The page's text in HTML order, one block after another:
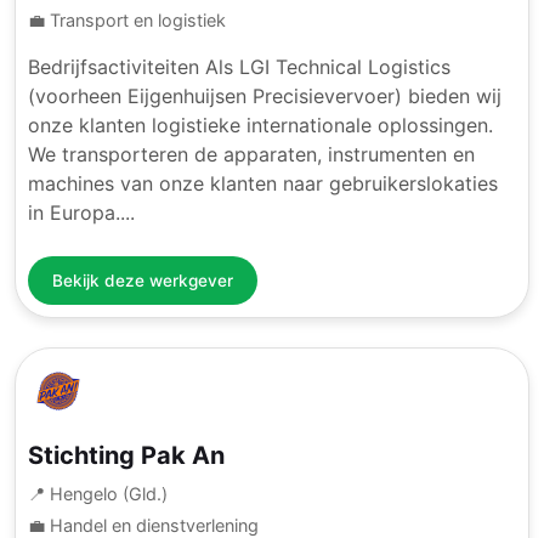
💼 Transport en logistiek
Bedrijfsactiviteiten Als LGI Technical Logistics
(voorheen Eijgenhuijsen Precisievervoer) bieden wij
onze klanten logistieke internationale oplossingen.
We transporteren de apparaten, instrumenten en
machines van onze klanten naar gebruikerslokaties
in Europa....
Bekijk deze werkgever
Stichting Pak An
📍 Hengelo (Gld.)
💼 Handel en dienstverlening